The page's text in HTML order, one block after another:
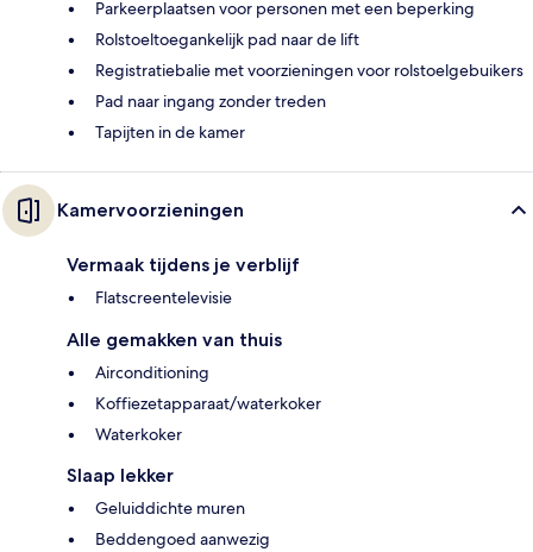
Parkeerplaatsen voor personen met een beperking
Rolstoeltoegankelijk pad naar de lift
Registratiebalie met voorzieningen voor rolstoelgebuikers
Pad naar ingang zonder treden
Tapijten in de kamer
Kamervoorzieningen
Vermaak tijdens je verblijf
Flatscreentelevisie
Alle gemakken van thuis
Airconditioning
Koffiezetapparaat/waterkoker
Waterkoker
Slaap lekker
Geluiddichte muren
Beddengoed aanwezig